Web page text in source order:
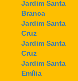
Jardim Santa
Branca
Jardim Santa
Cruz
Jardim Santa
Cruz
Jardim Santa
Emília